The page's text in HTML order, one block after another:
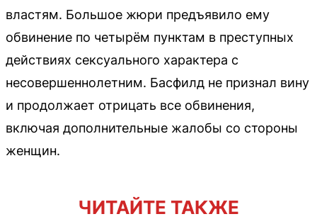
властям. Большое жюри предъявило ему
обвинение по четырём пунктам в преступных
действиях сексуального характера с
несовершеннолетним. Басфилд не признал вину
и продолжает отрицать все обвинения,
включая дополнительные жалобы со стороны
женщин.
ЧИТАЙТЕ ТАКЖЕ